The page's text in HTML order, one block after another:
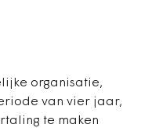
organisatie,
van vier jaar,
te maken